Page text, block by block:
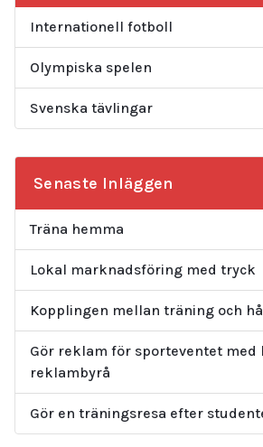
Internationell fotboll
Olympiska spelen
Svenska tävlingar
Senaste Inläggen
Träna hemma
Lokal marknadsföring med tryck
Kopplingen mellan träning och
Gör reklam för sporteventet med
reklambyrå
Gör en träningsresa efter